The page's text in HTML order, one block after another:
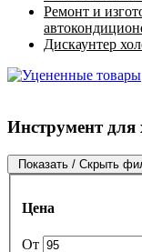
Ремонт и
Дискаунтер
Инструмент для
Показать / Скрыть
Цена
От